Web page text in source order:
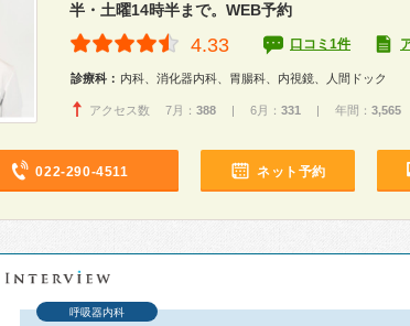
半・土曜14時半まで。WEB予約
4.33 口コミ1件
診療科： 内科、消化器内科、胃腸科、内視鏡、人間ドック
アクセス数 7月： 388 | 6月： 331 | 年間： 3,565
022-290-4511 ネット予約
呼吸器内科